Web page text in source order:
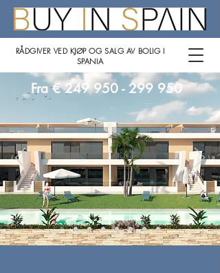
RÅDGIVER VED KJØP OG SALG AV BOLIG I
SPANIA
Fra €249 950 - 299 950